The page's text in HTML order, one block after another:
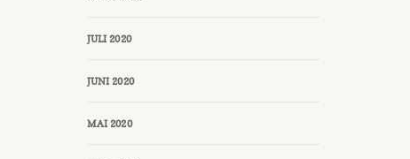
JULI 2020
JUNI 2020
MAI 2020